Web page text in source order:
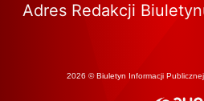
Adres Redakcji
2026 © Biuletyn Informacji